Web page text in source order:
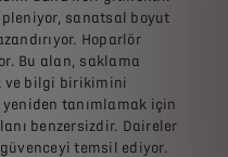
sanatsal boyut
Hoparlör
Bu alan, saklama
ve bilgi birikimini
tanımlamak için
benzersizdir. Daireler
temsil ediyor.